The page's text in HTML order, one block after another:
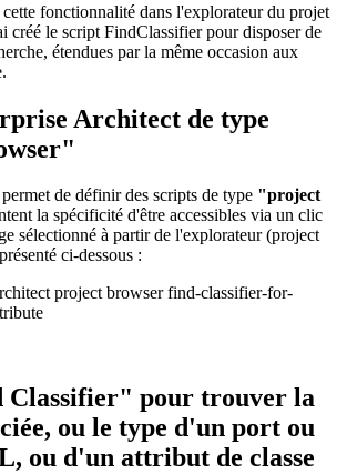
fonctionnalité dans l'explorateur du projet
créé le script FindClassifier pour disposer de
étendues par la même occasion aux
Architect de type
de définir des scripts de type "project
la spécificité d'être accessibles via un clic
sélectionné à partir de l'explorateur (project
ci-dessous :
Classifier" pour trouver la
ou le type d'un port ou
ou d'un attribut de classe